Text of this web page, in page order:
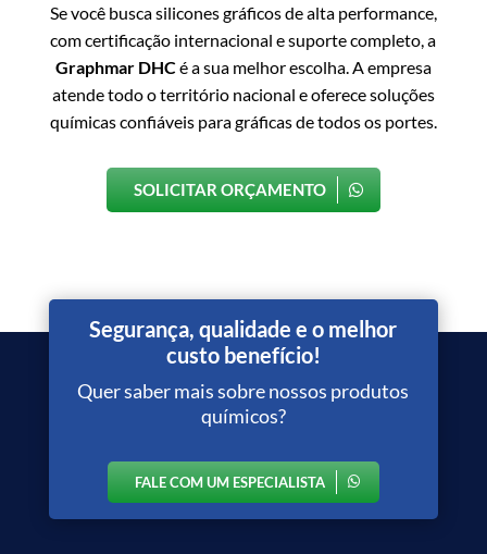
Se você busca silicones gráficos de alta performance,
com certificação internacional e suporte completo, a
Graphmar DHCé a sua melhor escolha. A empresa
atende todo o território nacional e oferece soluções
químicas confiáveis para gráficas de todos os portes.
SOLICITAR ORÇAMENTO
Segurança, qualidade e o melhor
custo benefício!
Quer saber mais sobre nossos produtos
químicos?
FALE COM UM ESPECIALISTA